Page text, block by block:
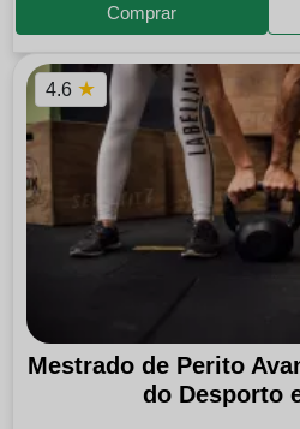
Comprar
Mestrado de Perito
do Desporto
4.6 ★